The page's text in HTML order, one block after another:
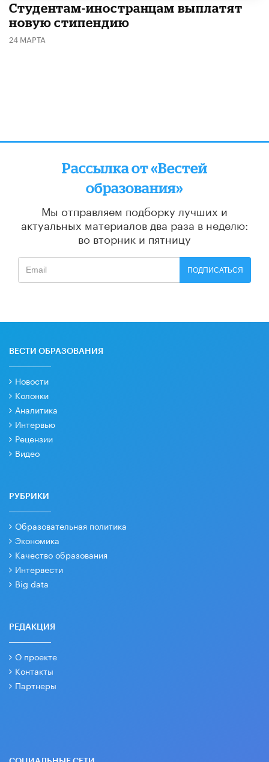
Студентам-иностранцам выплатят
новую стипендию
24 МАРТА
Рассылка от «Вестей
образования»
Мы отправляем подборку лучших и
актуальных материалов два раза в неделю:
во вторник и пятницу
ПОДПИСАТЬСЯ
ВЕСТИ ОБРАЗОВАНИЯ
Новости
Колонки
Аналитика
Интервью
Рецензии
Видео
РУБРИКИ
Образовательная политика
Экономика
Качество образования
Интервести
Big data
РЕДАКЦИЯ
О проекте
Контакты
Партнеры